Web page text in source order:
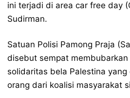
ini terjadi di area car free day
Sudirman.
Satuan Polisi Pamong Praja
disebut sempat membubarkan
solidaritas bela Palestina
orang dari koalisi masyarakat